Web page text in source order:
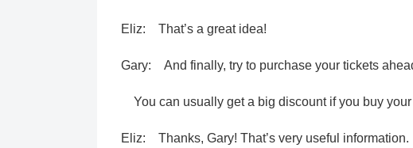
Eliz: That’s a great idea!
Gary: And finally, try to purchase your tickets
You can usually get a big discount if you buy
Eliz: Thanks, Gary! That’s very useful information.